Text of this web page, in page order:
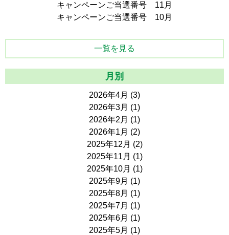
キャンペーンご当選番号 11月
キャンペーンご当選番号 10月
一覧を見る
月別
2026年4月 (3)
2026年3月 (1)
2026年2月 (1)
2026年1月 (2)
2025年12月 (2)
2025年11月 (1)
2025年10月 (1)
2025年9月 (1)
2025年8月 (1)
2025年7月 (1)
2025年6月 (1)
2025年5月 (1)